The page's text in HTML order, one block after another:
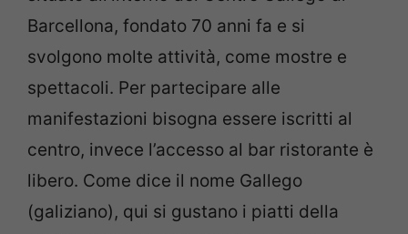
Barcellona, fondato 70 anni fa e si
svolgono molte attività, come mostre e
spettacoli. Per partecipare alle
manifestazioni bisogna essere iscritti al
centro, invece l’accesso al bar ristorante è
libero. Come dice il nome Gallego
(galiziano), qui si gustano i piatti della